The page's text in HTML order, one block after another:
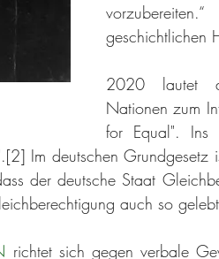
geschichtlichen
2020 lautet
Nationen zum
for Equal". Ins
Im deutschen Grundgesetz
der deutsche Staat
auch so
richtet sich gegen verbale